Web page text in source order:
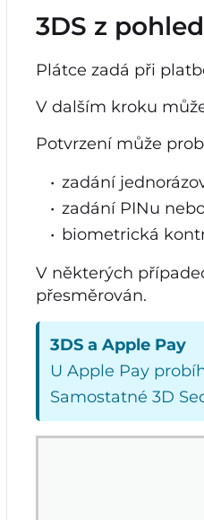
3DS z
Plátce zadá při
V dalším kroku
Potvrzení může
zadání
zadání PINu
biometrická
V některých
přesměrován.
3DS a Apple Pay
U Apple Pay
Samostatné 3D